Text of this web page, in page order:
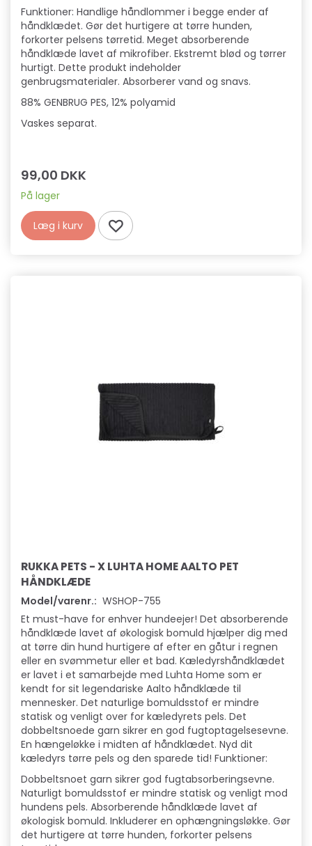
Funktioner: Handlige håndlommer i begge ender af
håndklædet. Gør det hurtigere at tørre hunden,
forkorter pelsens tørretid. Meget absorberende
håndklæde lavet af mikrofiber. Ekstremt blød og tørrer
hurtigt. Dette produkt indeholder
genbrugsmaterialer. Absorberer vand og snavs.
88% GENBRUG PES, 12% polyamid
Vaskes separat.
99,00 DKK
På lager
Læg i kurv
RUKKA PETS - X LUHTA HOME AALTO PET
HÅNDKLÆDE
Model/varenr.: WSHOP-755
Et must-have for enhver hundeejer! Det absorberende
håndklæde lavet af økologisk bomuld hjælper dig med
at tørre din hund hurtigere af efter en gåtur i regnen
eller en svømmetur eller et bad. Kæledyrshåndklædet
er lavet i et samarbejde med Luhta Home som er
kendt for sit legendariske Aalto håndklæde til
mennesker. Det naturlige bomuldsstof er mindre
statisk og venligt over for kæledyrets pels. Det
dobbeltsnoede garn sikrer en god fugtoptagelsesevne.
En hængeløkke i midten af ​​håndklædet. Nyd dit
kæledyrs tørre pels og den sparede tid! Funktioner:
Dobbeltsnoet garn sikrer god fugtabsorberingsevne.
Naturligt bomuldsstof er mindre statisk og venligt mod
hundens pels. Absorberende håndklæde lavet af
økologisk bomuld. Inkluderer en ophængningsløkke. Gør
det hurtigere at tørre hunden, forkorter pelsens